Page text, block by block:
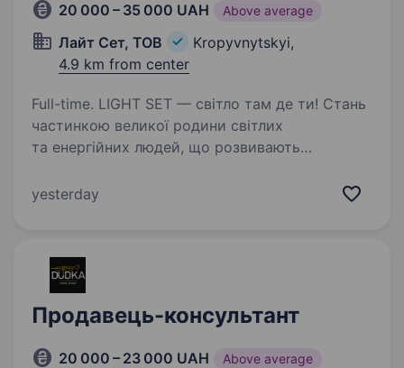
20 000 – 35 000 UAH Above average
Лайт Сет, ТОВ
Kropyvnytskyi,
4.9 km from center
Full-time. LIGHT SET — світло там де ти! Стань
частинкою великої родини світлих
та енергійних людей, що розвивають
ТОВ «ЛАЙТ СЕТ» це — українська компанія,
yesterday
Продавець-консультант
20 000 – 23 000 UAH Above average